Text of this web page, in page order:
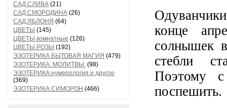
САД.СЛИВА (21)
САД.СМОРОДИНА (26)
САД.ЯБЛОНЯ (64)
ЦВЕТЫ (145)
ЦВЕТЫ комнатные (126)
ЦВЕТЫ.РОЗЫ (192)
ЭЗОТЕРИКА БЫТОВАЯ МАГИЯ (479)
ЭЗОТЕРИКА. МОЛИТВЫ. (98)
ЭЗОТЕРИКА.нумерология и другое
(369)
ЭЗОТЕРИКА.СИМОРОН (466)
конце
солнышек
стебли
Поэтому с
поспешить.